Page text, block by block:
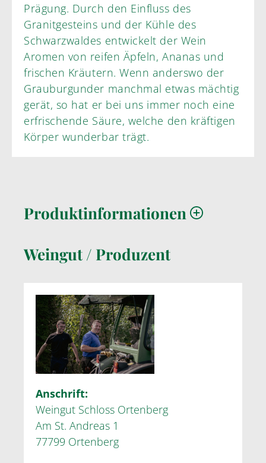
Prägung. Durch den Einfluss des
Granitgesteins und der Kühle des
Schwarzwaldes entwickelt der Wein
Aromen von reifen Äpfeln, Ananas und
frischen Kräutern. Wenn anderswo der
Grauburgunder manchmal etwas mächtig
gerät, so hat er bei uns immer noch eine
erfrischende Säure, welche den kräftigen
Körper wunderbar trägt.
Produktinformationen
Weingut / Produzent
Anschrift:
Weingut Schloss Ortenberg
Am St. Andreas 1
77799 Ortenberg